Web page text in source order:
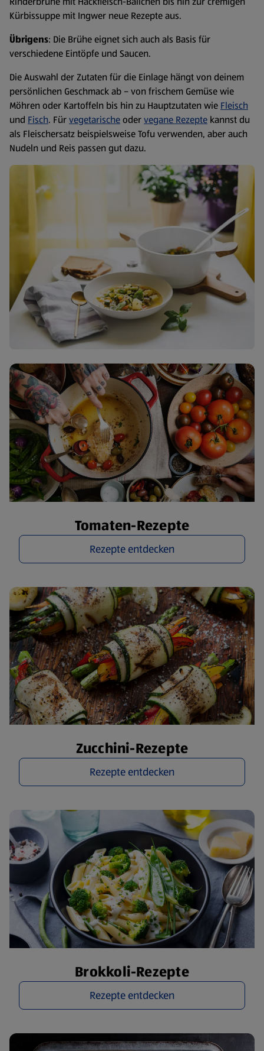
Kürbissuppe mit Ingwer neue Rezepte aus.
Übrigens: Die Brühe eignet sich auch als Basis für
verschiedene Eintöpfe und Saucen.
Die Auswahl der Zutaten für die Einlage hängt von deinem
persönlichen Geschmack ab – von frischem Gemüse wie
Möhren oder Kartoffeln bis hin zu Hauptzutaten wie Fleisch
und Fisch. Fürvegetarischeodervegane Rezepte kannst du
als Fleischersatz beispielsweise Tofu verwenden, aber auch
Nudeln und Reis passen gut dazu.
Tomaten-Rezepte
Rezepte entdecken
Zucchini-Rezepte
Rezepte entdecken
Brokkoli-Rezepte
Rezepte entdecken